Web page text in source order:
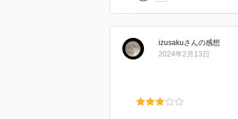
izusakuさんの感想
2024年2月13日